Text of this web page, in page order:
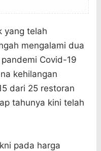
yang telah
mengalami dua
Covid-19
kehilangan
dari 25 restoran
tahunya kini telah
pada harga